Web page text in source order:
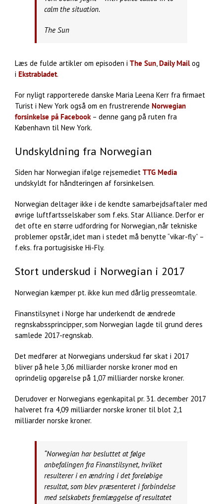
calm the situation.
The Sun
Læs de fulde artikler om episoden i The Sun Daily Mailog
i Ekstrabladet.
For nyligt rapporterede danske Maria Leena Kerr fra firmaet
Turist i New York også om en frustrerende Norwegian
forsinkelse på Facebook – denne gang på ruten fra
København til New York.
Undskyldning fra Norwegian
Siden har Norwegian ifølge rejsemediet TTG Media
undskyldt for håndteringen af forsinkelsen.
Norwegian deltager ikke i de kendte samarbejdsaftaler med
øvrige luftfartsselskaber som f.eks. Star Alliance. Derfor er
det ofte en større udfordring for Norwegian, når tekniske
problemer opstår, idet man i stedet må benytte “vikar-fly” –
f.eks. fra portugisiske Hi-Fly.
Stort underskud i Norwegian i 2017
Norwegian kæmper pt. ikke kun med dårlig presseomtale.
Finanstilsynet i Norge har underkendt de ændrede
regnskabssprincipper, som Norwegian lagde til grund deres
samlede 2017-regnskab.
Det medfører at Norwegians underskud før skat i 2017
bliver på hele 3,06 milliarder norske kroner mod en
oprindelig opgørelse på 1,07 milliarder norske kroner.
Derudover er Norwegians egenkapital pr. 31. december 2017
halveret fra 4,09 milliarder norske kroner til blot 2,1
milliarder norske kroner.
“Norwegian har besluttet at følge
anbefalingen fra Finanstilsynet, hvilket
resulterer i en ændring i det foreløbige
resultat, som blev præsenteret i forbindelse
med selskabets fremlæggelse af resultatet